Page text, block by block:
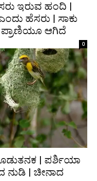
ಇರುವ ಹಂದಿ |
ಹೆಸರು | ಸಾಕು
ಆಗಿದೆ
0
| ಪರ್ಶಿಯಾ
| ಚೀನಾದ